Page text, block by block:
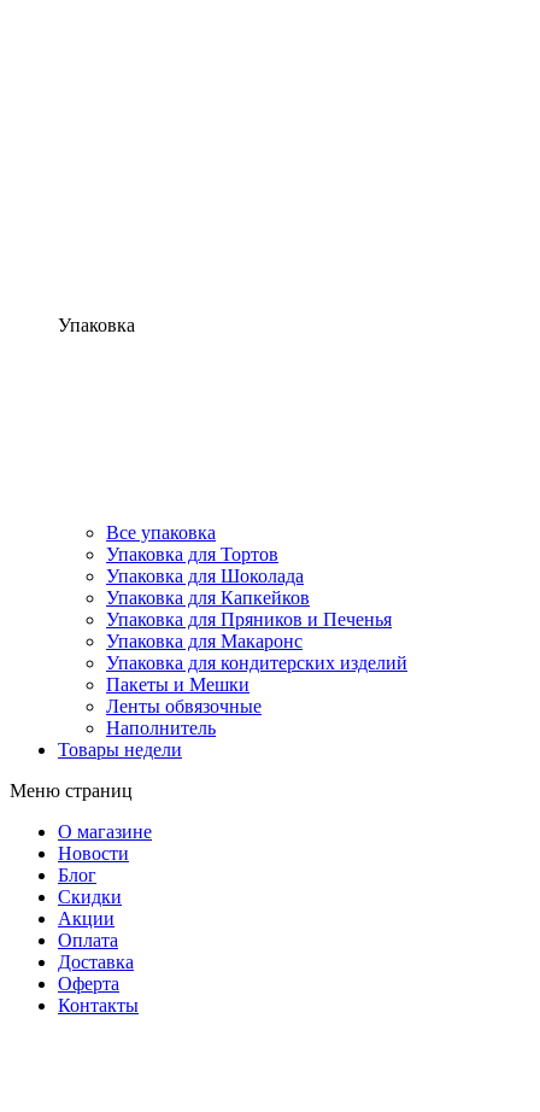
Упаковка
Все упаковка
Упаковка для Тортов
Упаковка для Шоколада
Упаковка для Капкейков
Упаковка для Пряников и Печенья
Упаковка для Макаронс
Упаковка для кондитерских изделий
Пакеты и Мешки
Ленты обвязочные
Наполнитель
Товары недели
Меню страниц
О магазине
Новости
Блог
Скидки
Акции
Оплата
Доставка
Оферта
Контакты